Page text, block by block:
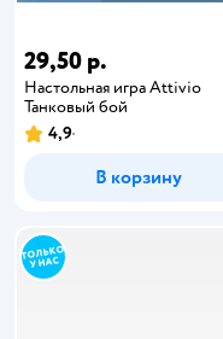
29,50 р.
Настольная игра Attivio
Танковый бой
4,9
В корзину